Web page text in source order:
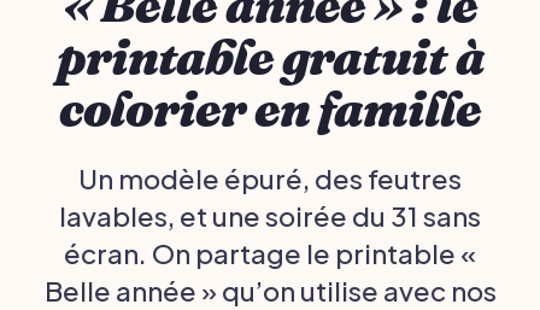
printable gratuit à
colorier en famille
Un modèle épuré, des feutres
lavables, et une soirée du 31 sans
écran. On partage le printable «
Belle année » qu’on utilise avec nos